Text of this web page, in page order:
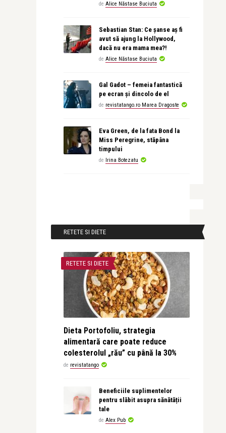
de Alice Năstase Buciuta
Sebastian Stan: Ce șanse aș fi
avut să ajung la Hollywood,
dacă nu era mama mea?!
de Alice Năstase Buciuta
Gal Gadot – femeia fantastică
pe ecran și dincolo de el
de revistatango.ro Marea Dragoste
Eva Green, de la fata Bond la
Miss Peregrine, stăpâna
timpului
de Irina Botezatu
RETETE SI DIETE
RETETE SI DIETE
Dieta Portofoliu, strategia
alimentară care poate reduce
colesterolul „rău” cu până la 30%
de revistatango
Beneficiile suplimentelor
pentru slăbit asupra sănătății
tale
de Alex Pub